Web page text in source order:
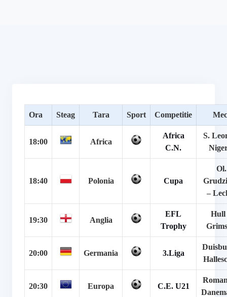
Ora Steag Tara Sport Competitie
18:00 Africa
Africa
C.N.
S.
18:40 Polonia Cupa
Ol.
–
19:30 Anglia
EFL
Trophy
Hull
20:00 Germania 3.Liga
20:30 Europa C.E. U21